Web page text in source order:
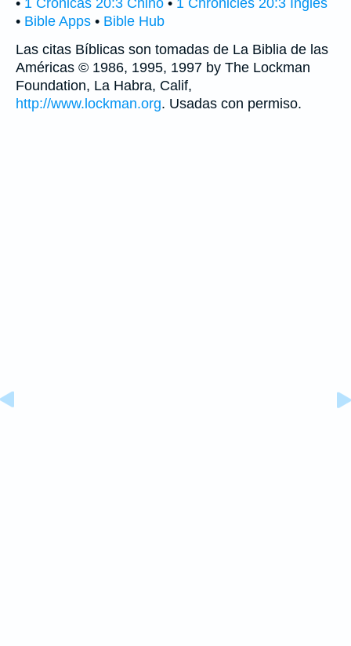
• 1 Crónicas 20:3 Chino • 1 Chronicles 20:3 Inglés
• Bible Apps • Bible Hub
Las citas Bíblicas son tomadas de La Biblia de las
Américas © 1986, 1995, 1997 by The Lockman
Foundation, La Habra, Calif,
http://www.lockman.org. Usadas con permiso.